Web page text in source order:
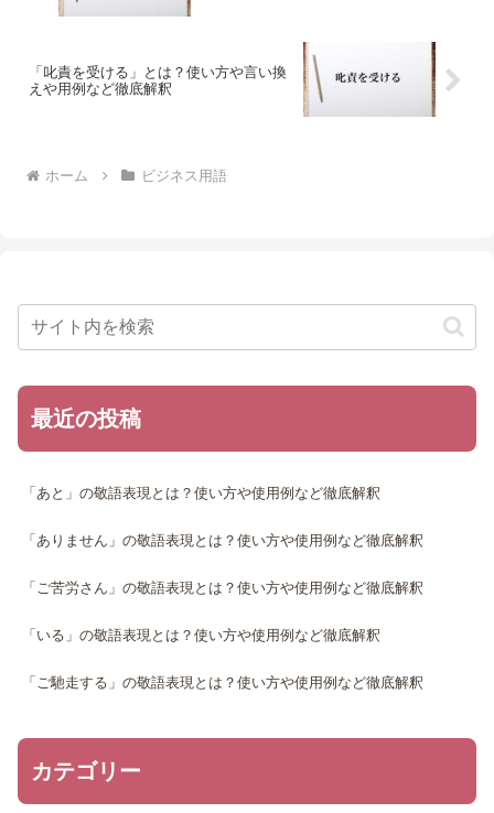
「叱責を受ける」とは？使い方や言い換
えや用例など徹底解釈
ホーム ビジネス用語
最近の投稿
「あと」の敬語表現とは？使い方や使用例など徹底解釈
「ありません」の敬語表現とは？使い方や使用例など徹底解釈
「ご苦労さん」の敬語表現とは？使い方や使用例など徹底解釈
「いる」の敬語表現とは？使い方や使用例など徹底解釈
「ご馳走する」の敬語表現とは？使い方や使用例など徹底解釈
カテゴリー